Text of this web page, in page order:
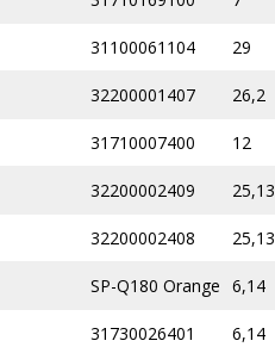
31100061104 29
32200001407 26,2
31710007400 12
32200002409 25,13
32200002408 25,13
SP-Q180 Orange 6,14
31730026401 6,14